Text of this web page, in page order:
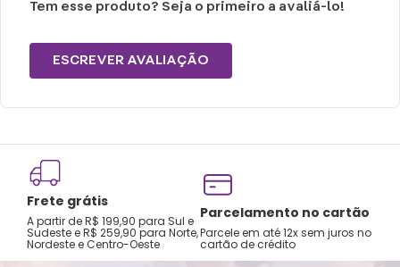
Tem esse produto? Seja o primeiro a avaliá-lo!
ESCREVER AVALIAÇÃO
Frete grátis
A partir de R$ 199,90 para Sul e
Sudeste e R$ 259,90 para Norte,
Nordeste e Centro-Oeste
Parcelamento no cartão
Parcele em até 12x sem juros no
cartão de crédito